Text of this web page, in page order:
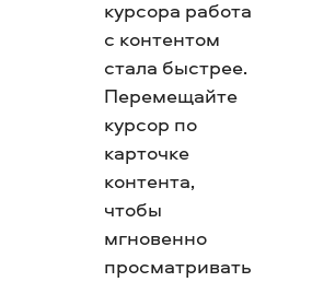
курсора работа
с контентом
стала быстрее.
Перемещайте
курсор по
карточке
контента,
чтобы
мгновенно
просматривать